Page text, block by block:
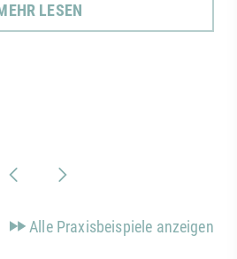
LESEN
Alle Praxisbeispiele anzeigen